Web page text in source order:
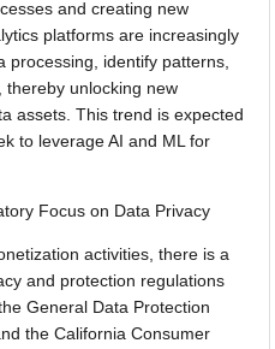
and creating new
platforms are increasingly
processing, identify patterns,
thereby unlocking new
assets. This trend is expected
to leverage AI and ML for
Focus on Data Privacy
activities, there is a
and protection regulations
General Data Protection
the California Consumer